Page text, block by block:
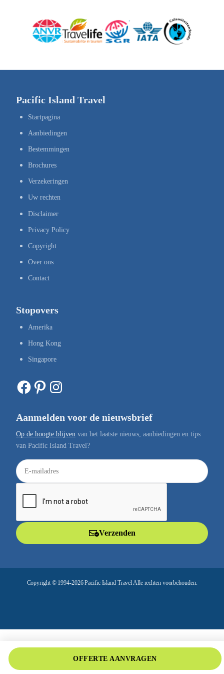
Pacific Island Travel
Startpagina
Aanbiedingen
Bestemmingen
Brochures
Verzekeringen
Uw rechten
Disclaimer
Privacy Policy
Copyright
Over ons
Contact
Stopovers
Amerika
Hong Kong
Singapore
Facebook Pinterest Instagram
Aanmelden voor de nieuwsbrief
Op de hoogte blijven van het laatste nieuws, aanbiedingen en tips
van Pacific Island Travel?
E
-
a
Verzenden
Copyright © 1994-2026 Pacific Island Travel Alle rechten voorbehouden.
OFFERTE AANVRAGEN